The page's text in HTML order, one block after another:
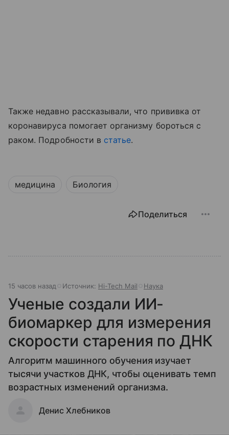
Также недавно рассказывали, что прививка от
коронавируса помогает организму бороться с
раком. Подробности в статье.
медицина Биология
Поделиться
15 часов назад Источник: Hi-Tech Mail Наука
Ученые создали ИИ-
биомаркер для измерения
скорости старения по ДНК
Алгоритм машинного обучения изучает
тысячи участков ДНК, чтобы оценивать темп
возрастных изменений организма.
Денис Хлебников